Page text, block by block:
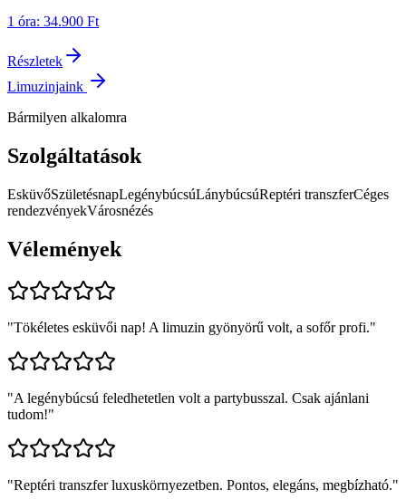
1 óra: 34.900 Ft
Részletek
Limuzinjaink
Bármilyen alkalomra
Szolgáltatások
EsküvőSzületésnapLegénybúcsúLánybúcsúReptéri transzferCéges
rendezvényekVárosnézés
Vélemények
"Tökéletes esküvői nap! A limuzin gyönyörű volt, a sofőr profi."
"A legénybúcsú feledhetetlen volt a partybusszal. Csak ajánlani
tudom!"
"Reptéri transzfer luxuskörnyezetben. Pontos, elegáns, megbízható."